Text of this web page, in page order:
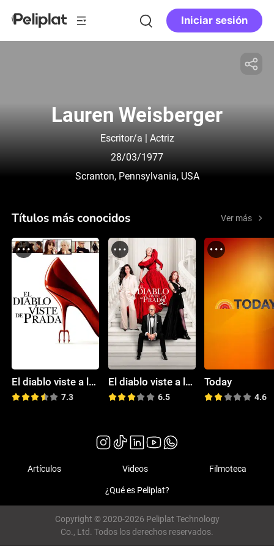
Iniciar sesión
Lauren Weisberger
Escritor/a | Actriz
28/03/1977
Scranton, Pennsylvania, USA
Títulos más conocidos Ver más
El diablo viste a la moda
7.3
El diablo viste a la moda 2
6.5
Today
4.6
Artículos Videos Filmoteca
¿Qué es Peliplat?
Copyright © 2020-2026 Peliplat Technology
Co., Ltd. Todos los derechos reservados.